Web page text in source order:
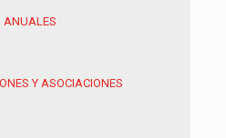
ANUALES
Y ASOCIACIONES